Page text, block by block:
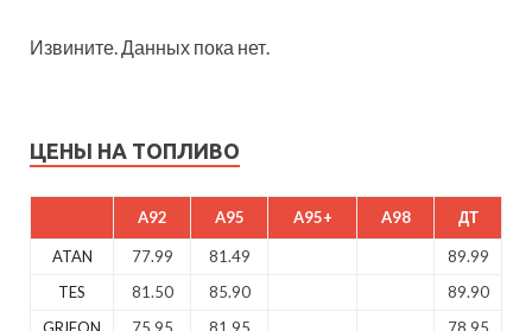
Извините. Данных пока нет.
ЦЕНЫ НА ТОПЛИВО
A92 A95 A95+ A98 ДТ
ATAN 77.99 81.49
89.99
TES
81.50 85.90
89.90